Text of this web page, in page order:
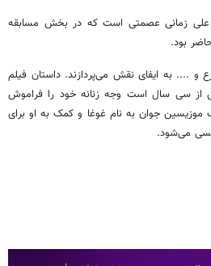
علی زمانی عصمتی است که در بخش مسابقه
بود.
و .... به ایفای نقش می‌پردازند. داستان فیلم
از سی سال است وجه زنانه خود را فراموش
جوان به نام غوغا و کمک به او برای
می‌شود.